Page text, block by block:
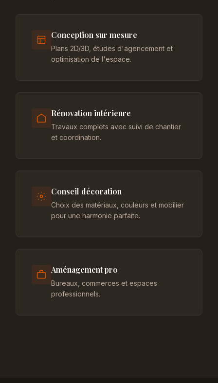
Conception sur mesure
Plans 2D/3D, études d'agencement et
optimisation de l'espace.
Rénovation intérieure
Travaux complets avec suivi de chantier
et coordination.
Conseil décoration
Choix des matériaux, couleurs et mobilier
pour une harmonie parfaite.
Aménagement pro
Bureaux, commerces et espaces
professionnels.